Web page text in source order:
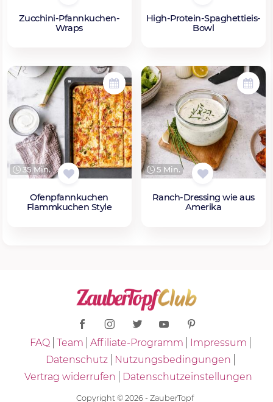
Zucchini-Pfannkuchen-
Wraps
High-Protein-Spaghettieis-
Bowl
35 Min.
Ofenpfannkuchen
Flammkuchen Style
5 Min.
Ranch-Dressing wie aus
Amerika
FAQ Team Affiliate-Programm
Impressum
Datenschutz
Nutzungsbedingungen
Vertrag widerrufen
Datenschutzeinstellungen
Copyright © 2026 - ZauberTopf